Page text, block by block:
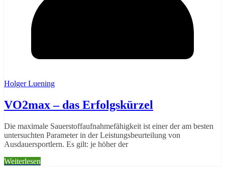
Holger Luening
VO2max – das Erfolgskürzel
Die maximale Sauerstoffaufnahmefähigkeit ist einer der am besten
untersuchten Parameter in der Leistungsbeurteilung von
Ausdauersportlern. Es gilt: je höher der
Weiterlesen